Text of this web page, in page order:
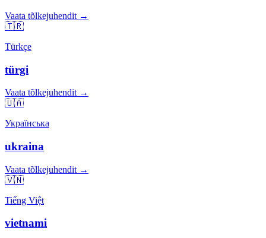
Vaata tõlkejuhendit →
🇹🇷
Türkçe
türgi
Vaata tõlkejuhendit →
🇺🇦
Українська
ukraina
Vaata tõlkejuhendit →
🇻🇳
Tiếng Việt
vietnami